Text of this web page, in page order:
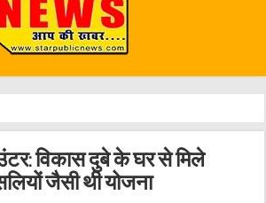
विकास दुबे के घर से मिले
जैसी थी योजना